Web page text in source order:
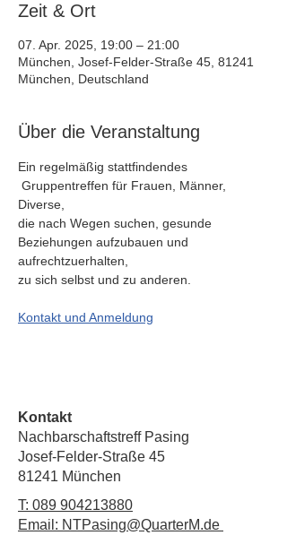
Zeit & Ort
07. Apr. 2025, 19:00 – 21:00
München, Josef-Felder-Straße 45, 81241
München, Deutschland
Über die Veranstaltung
Ein regelmäßig stattfindendes
Gruppentreffen für Frauen, Männer,
Diverse,
die nach Wegen suchen, gesunde
Beziehungen aufzubauen und
aufrechtzuerhalten,
zu sich selbst und zu anderen.
Kontakt und Anmeldung
Kontakt
Nachbarschaftstreff Pasing
Josef-Felder-Straße 45
81241 München
T: 089 904213880
Email: NTPasing@QuarterM.de